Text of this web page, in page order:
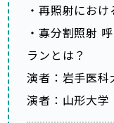
・再照射にお
・寡分割照射
ランとは？
演者：岩手医
演者：山形大